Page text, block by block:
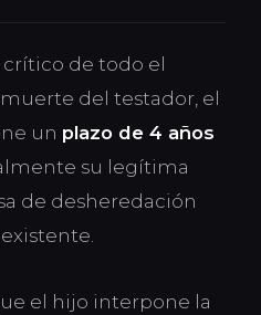
de todo el
del testador, el
un plazo de 4 años
su legítima
de desheredación
el hijo interpone la